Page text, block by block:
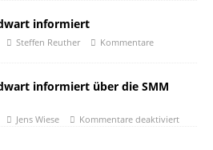
informiert
Steffen Reuther
Kommentare
informiert über die SMM
Jens Wiese Kommentare deaktiviert